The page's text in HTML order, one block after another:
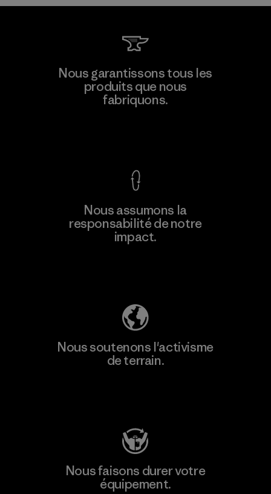
V.T. Garment Co., Ltd.
Nous garantissons tous les
produits que nous
fabriquons.
Nous assumons la
responsabilité de notre
impact.
Nous soutenons l'activisme
de terrain.
Nous faisons durer votre
équipement.